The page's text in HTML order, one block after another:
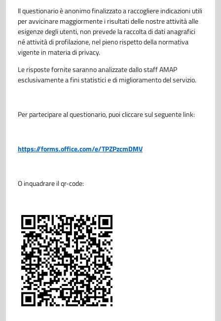
Il questionario è anonimo finalizzato a raccogliere indicazioni utili
per avvicinare maggiormente i risultati delle nostre attività alle
esigenze degli utenti, non prevede la raccolta di dati anagrafici
né attività di profilazione, nel pieno rispetto della normativa
vigente in materia di privacy.
Le risposte fornite saranno analizzate dallo staff AMAP
esclusivamente a fini statistici e di miglioramento del servizio.
Per partecipare al questionario, puoi cliccare sul seguente link:
https://forms.office.com/e/TPZPzcmDMV
O inquadrare il qr-code: